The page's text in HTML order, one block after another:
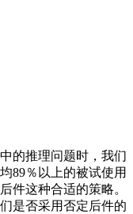
推理问题时，我们
89％以上的被试使用
件这种合适的策略。
是否采用否定后件的